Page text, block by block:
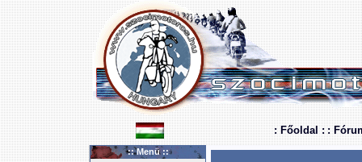
: Főoldal : :
:: Menü ::